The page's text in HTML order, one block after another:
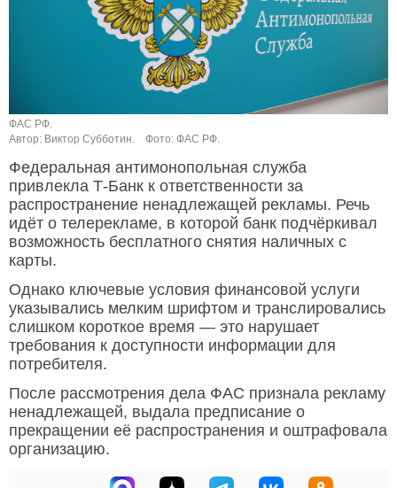
ФАС РФ.
Автор: Виктор Субботин.
Фото: ФАС РФ.
Федеральная антимонопольная служба
привлекла Т-Банк к ответственности за
распространение ненадлежащей рекламы. Речь
идёт о телерекламе, в которой банк подчёркивал
возможность бесплатного снятия наличных с
карты.
Однако ключевые условия финансовой услуги
указывались мелким шрифтом и транслировались
слишком короткое время — это нарушает
требования к доступности информации для
потребителя.
После рассмотрения дела ФАС признала рекламу
ненадлежащей, выдала предписание о
прекращении её распространения и оштрафовала
организацию.